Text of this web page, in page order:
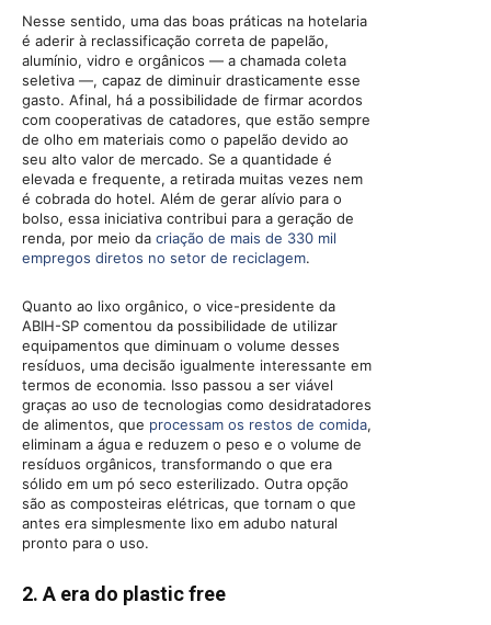
Nesse sentido, uma das boas práticas na hotelaria
é aderir à reclassificação correta de papelão,
alumínio, vidro e orgânicos — a chamada coleta
seletiva —, capaz de diminuir drasticamente esse
gasto. Afinal, há a possibilidade de firmar acordos
com cooperativas de catadores, que estão sempre
de olho em materiais como o papelão devido ao
seu alto valor de mercado. Se a quantidade é
elevada e frequente, a retirada muitas vezes nem
é cobrada do hotel. Além de gerar alívio para o
bolso, essa iniciativa contribui para a geração de
renda, por meio da criação de mais de 330 mil
empregos diretos no setor de reciclagem.
Quanto ao lixo orgânico, o vice-presidente da
ABIH-SP comentou da possibilidade de utilizar
equipamentos que diminuam o volume desses
resíduos, uma decisão igualmente interessante em
termos de economia. Isso passou a ser viável
graças ao uso de tecnologias como desidratadores
de alimentos, que processam os restos de comida,
eliminam a água e reduzem o peso e o volume de
resíduos orgânicos, transformando o que era
sólido em um pó seco esterilizado. Outra opção
são as composteiras elétricas, que tornam o que
antes era simplesmente lixo em adubo natural
pronto para o uso.
2. A era do plastic free